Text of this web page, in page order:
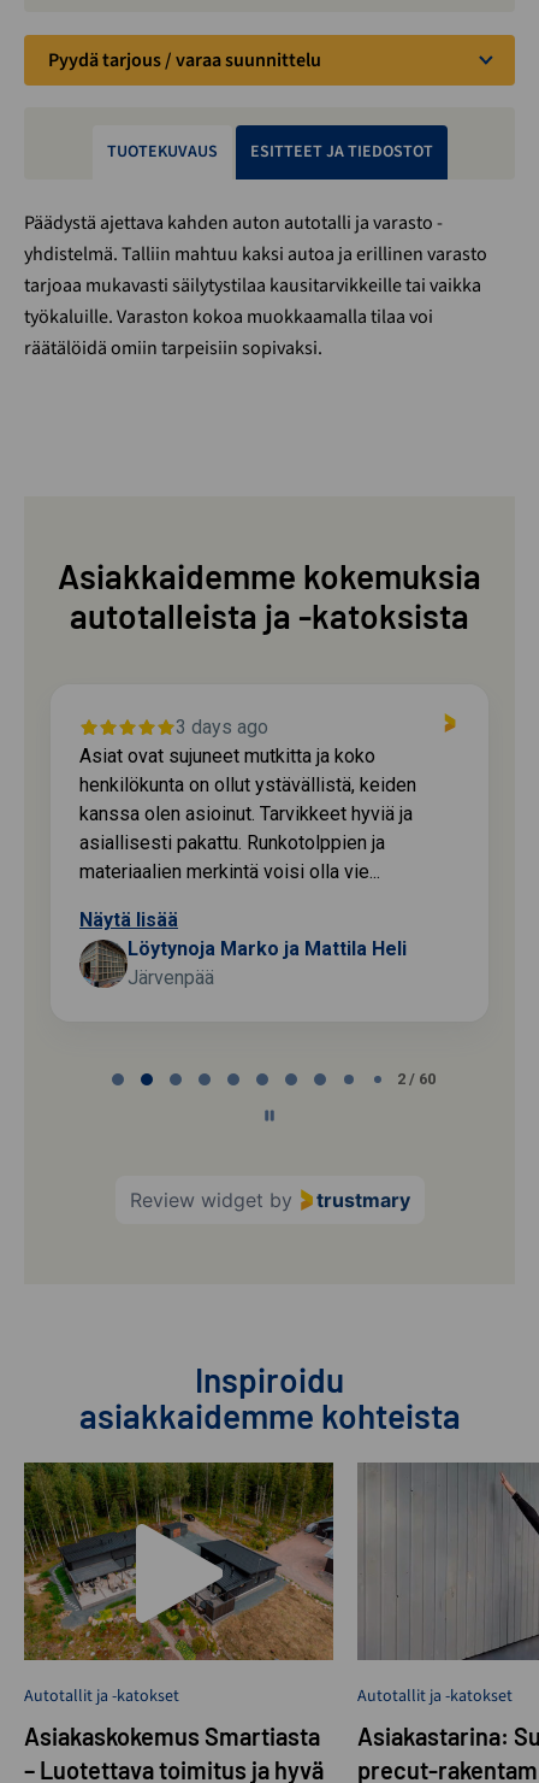
Pyydä tarjous / varaa suunnittelu
TUOTEKUVAUS ESITTEET JA TIEDOSTOT
Päädystä ajettava kahden auton autotalli ja varasto -
yhdistelmä. Talliin mahtuu kaksi autoa ja erillinen varasto
tarjoaa mukavasti säilytystilaa kausitarvikkeille tai vaikka
työkaluille. Varaston kokoa muokkaamalla tilaa voi
räätälöidä omiin tarpeisiin sopivaksi.
Asiakkaidemme kokemuksia
autotalleista ja -katoksista
3 days ago
Asiat ovat sujuneet mutkitta ja koko
henkilökunta on ollut ystävällistä, keiden
kanssa olen asioinut. Tarvikkeet hyviä ja
asiallisesti pakattu. Runkotolppien ja
materiaalien merkintä voisi olla vie...
Näytä lisää
Löytynoja Marko ja Mattila Heli
Järvenpää
2 / 60
Review widget by trustmary
Inspiroidu
asiakkaidemme kohteista
Autotallit ja -katokset
Asiakaskokemus Smartiasta
– Luotettava toimitus ja hyvä
Autotallit ja -katokset
Asiakastarina:
precut-